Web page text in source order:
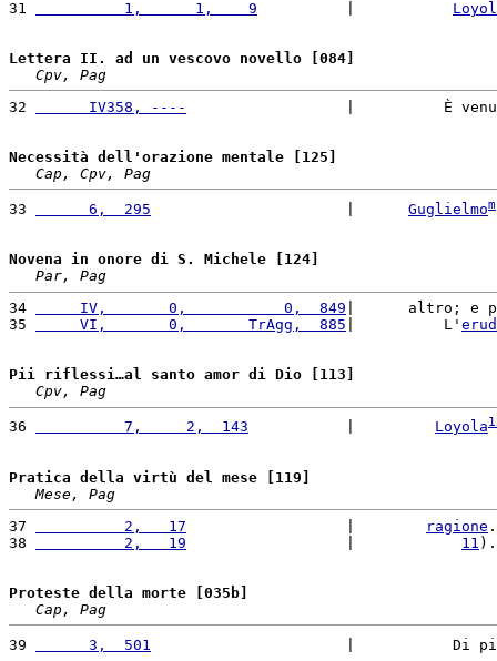
31
          1,      1,    9
Lettera II. ad un vescovo novello [084]
Cpv, Pag
32
      IV358, ----
|          È
Necessità dell'orazione mentale [125]
Cap, Cpv, Pag
33
      6,  295
Guglielmom
Novena in onore di S. Michele [124]
Par, Pag
34
     IV,       0,           0,  849
|      altro; e
35
     VI,       0,       TrAgg,  885
|          L'
Pii riflessi…al santo amor di Dio [113]
Cpv, Pag
36
          7,     2,  143
Loyola
Pratica della virtù del mese [119]
Mese, Pag
37
          2,   17
ragione
38
          2,   19
11
Proteste della morte [035b]
Cap, Pag
39
      3,  501
|           Di